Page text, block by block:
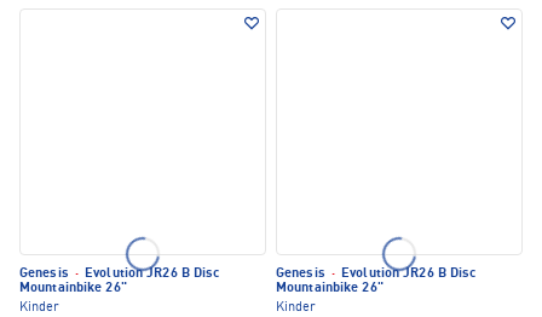
Genesis · Evolution JR26 B Disc
Mountainbike 26"
Kinder
Genesis · Evolution JR26 B Disc
Mountainbike 26"
Kinder